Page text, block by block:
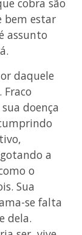
cobra são
bem estar
assunto
daquele
doença
a
o
Sua
se falta
dela.